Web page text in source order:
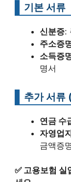
기본 서류
신분증:
주소증
소득증
명서
추가 서류
연금 수
자영업
금액증
✅ 고용보험 실